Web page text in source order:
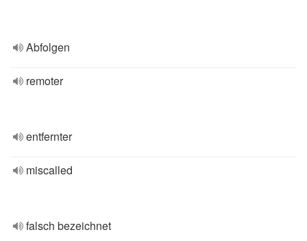
Abfolgen
remoter
entfernter
miscalled
falsch bezeichnet